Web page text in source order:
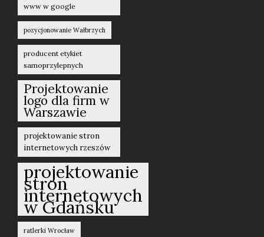
www w google
pozycjonowanie Wałbrzych
producent etykiet
samoprzylepnych
Projektowanie
logo dla firm w
Warszawie
projektowanie stron
internetowych rzeszów
projektowanie
stron
internetowych
w Gdańsku
ratlerki Wrocław